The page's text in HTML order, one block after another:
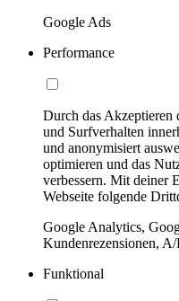
Google Ads
Performance
Durch das
und Surfverhalten
und anonymisiert
optimieren und das
verbessern. Mit deiner
Webseite folgende
Google Analytics,
Kundenrezensionen,
Funktional